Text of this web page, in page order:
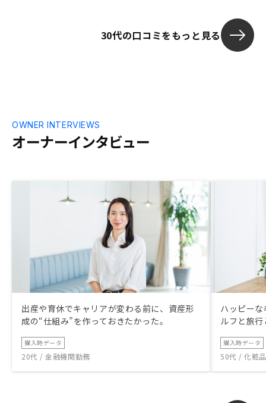
仕入れて販売
の時の在庫の
しまうと感じ
30代の口コミをもっと見る
オーナーインタビュー
OWNER INTERVIEWS
出産や育休でキャリアが変わる前に、資産形
成の“仕組み”を作っておきたかった。
購入時データ
20代 / 金融機関勤務
ハッピー
ルフと旅
購入時データ
50代 / 化粧